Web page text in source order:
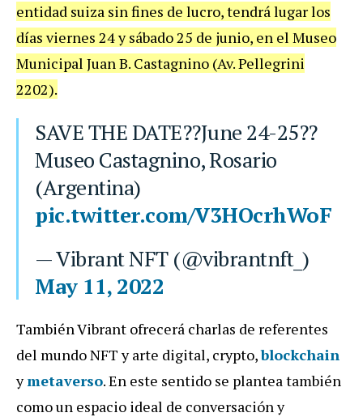
entidad suiza sin fines de lucro, tendrá lugar los
días viernes 24 y sábado 25 de junio, en el Museo
Municipal Juan B. Castagnino (Av. Pellegrini
2202).
SAVE THE DATE??June 24-25??
Museo Castagnino, Rosario
(Argentina)
pic.twitter.com/V3HOcrhWoF
— Vibrant NFT (@vibrantnft_)
May 11, 2022
También Vibrant ofrecerá charlas de referentes
del mundo NFT y arte digital, crypto,blockchain
ymetaverso. En este sentido se plantea también
como un espacio ideal de conversación y